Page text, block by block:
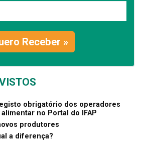
Receber »
obrigatório dos operadores
no Portal do IFAP
produtores
a diferença?